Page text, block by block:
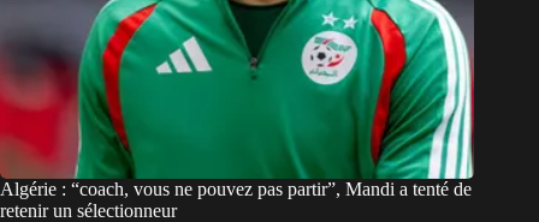
Algérie : “coach, vous ne pouvez pas partir”, Mandi a tenté de
retenir un sélectionneur